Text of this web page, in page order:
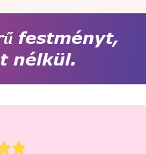
festményt,
nélkül.